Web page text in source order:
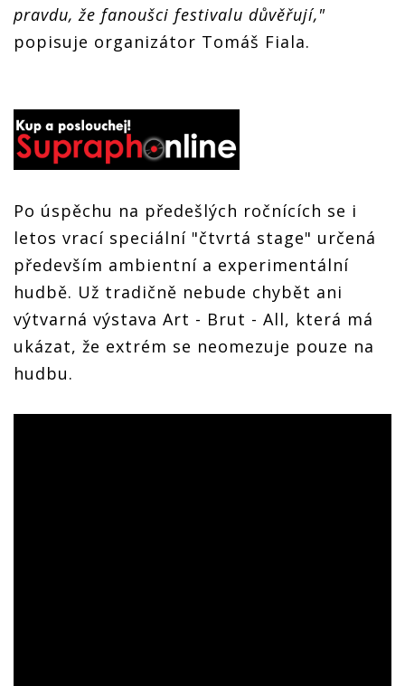
pravdu, že fanoušci festivalu důvěřují,"
popisuje organizátor Tomáš Fiala.
Po úspěchu na předešlých ročnících se i
letos vrací speciální "čtvrtá stage" určená
především ambientní a experimentální
hudbě. Už tradičně nebude chybět ani
výtvarná výstava Art - Brut - All, která má
ukázat, že extrém se neomezuje pouze na
hudbu.